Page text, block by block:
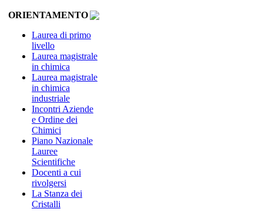
ORIENTAMENTO
Laurea di primo
livello
Laurea magistrale
in chimica
Laurea magistrale
in chimica
industriale
Incontri Aziende
e Ordine dei
Chimici
Piano Nazionale
Lauree
Scientifiche
Docenti a cui
rivolgersi
La Stanza dei
Cristalli